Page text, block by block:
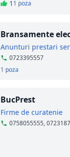
1 1 poza
Bransamente
Pram
Anunturi prestari
0723395557
1 poza
BucPrest
Firme de curatenie
0758055555,